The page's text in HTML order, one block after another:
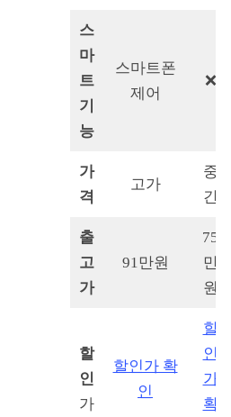
스
마
트
기
능
스마트폰
제어
❌
가
격
고가
중
간
출
고
가
91만원
75
만
원
할
인
가
할인가 확
인
할
인
가
확